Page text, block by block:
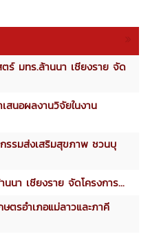
ร์ มทร.ล้านนา เชียงราย จัด
สนอผลงานวิจัยในงาน
รรมส่งเสริมสุขภาพ ชวนบุ
นา เชียงราย จัดโครงการ...
ตรอำเภอแม่ลาวและภาคี